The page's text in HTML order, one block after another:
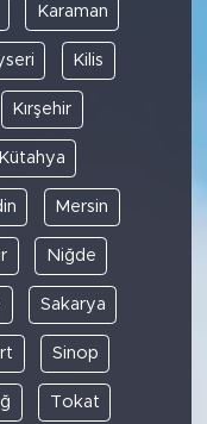
Karaman
Kilis
Kırşehir
Kütahya
Mersin
Niğde
Sakarya
Sinop
Tokat